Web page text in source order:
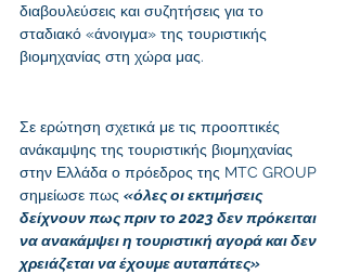
διαβουλεύσεις και συζητήσεις για το
σταδιακό «άνοιγμα» της τουριστικής
βιομηχανίας στη χώρα μας.
Σε ερώτηση σχετικά με τις προοπτικές
ανάκαμψης της τουριστικής βιομηχανίας
στην Ελλάδα ο πρόεδρος της MTC GROUP
σημείωσε πως «όλες οι εκτιμήσεις
δείχνουν πως πριν το 2023 δεν πρόκειται
να ανακάμψει η τουριστική αγορά και δεν
χρειάζεται να έχουμε αυταπάτες»